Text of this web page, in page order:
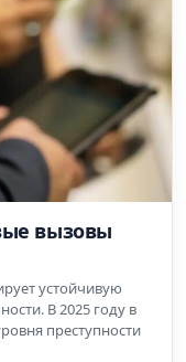
вызовы
устойчивую
В 2025 году в
преступности